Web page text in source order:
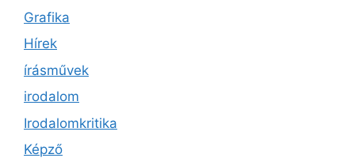
Grafika
Hírek
írásművek
irodalom
Irodalomkritika
Képző